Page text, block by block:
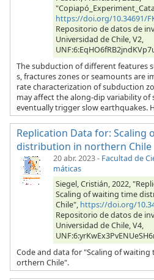
https://doi.org/10.34691/
Repositorio de datos de
Universidad de Chile, V2,
The subduction of different features
s, fractures zones or seamounts are
rate characterization of subduction
may affect the along-dip variability of
eventually trigger slow earthquakes.
Replication Data for: Scaling
distribution in northern Chile
20 abr. 2023- Facultad de
máticas
Siegel, Cristián, 2022,
Scaling of waiting time
Chile", https://doi.org/
Repositorio de datos de
Universidad de Chile, V4,
Code and data for "Scaling of
orthern Chile".